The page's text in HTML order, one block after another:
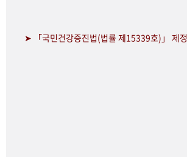
➤ 「국민건강증진법(법률 제15339호)」 제정